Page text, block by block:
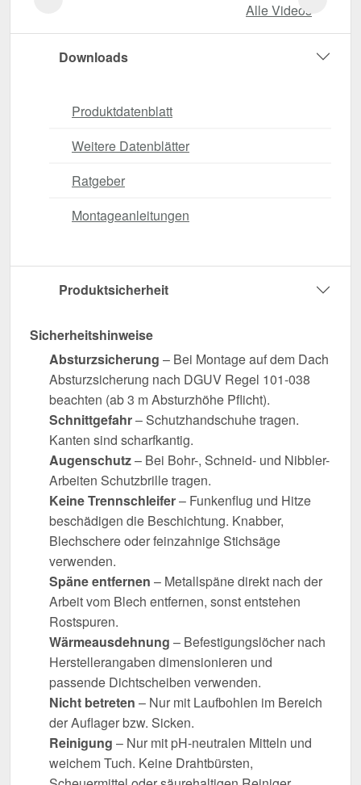
Alle Videos
Downloads
Produktdatenblatt
Weitere Datenblätter
Ratgeber
Montageanleitungen
Produktsicherheit
Sicherheitshinweise
Absturzsicherung – Bei Montage auf dem Dach
Absturzsicherung nach DGUV Regel 101-038
beachten (ab 3 m Absturzhöhe Pflicht).
Schnittgefahr– Schutzhandschuhe tragen.
Kanten sind scharfkantig.
Augenschutz– Bei Bohr-, Schneid- und Nibbler-
Arbeiten Schutzbrille tragen.
Keine Trennschleifer– Funkenflug und Hitze
beschädigen die Beschichtung. Knabber,
Blechschere oder feinzahnige Stichsäge
verwenden.
Späne entfernen – Metallspäne direkt nach der
Arbeit vom Blech entfernen, sonst entstehen
Rostspuren.
Wärmeausdehnung – Befestigungslöcher nach
Herstellerangaben dimensionieren und
passende Dichtscheiben verwenden.
Nicht betreten – Nur mit Laufbohlen im Bereich
der Auflager bzw. Sicken.
Reinigung – Nur mit pH-neutralen Mitteln und
weichem Tuch. Keine Drahtbürsten,